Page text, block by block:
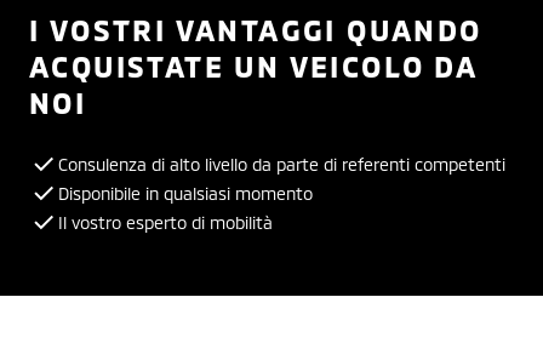
I VOSTRI VANTAGGI QUANDO
ACQUISTATE UN VEICOLO DA
NOI
Consulenza di alto livello da parte di referenti competenti
Disponibile in qualsiasi momento
Il vostro esperto di mobilità